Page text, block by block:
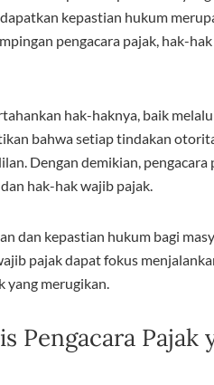
kepastian hukum
pengacara pajak, hak-hak
hak-haknya, baik
bahwa setiap tindakan
Dengan demikian, pengacara
hak-hak wajib pajak.
dan kepastian hukum bagi
pajak dapat fokus
yang merugikan.
Pengacara Pajak